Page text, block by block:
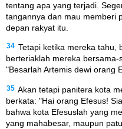
tentang apa yang terjadi.
tangannya dan mau memberi
depan rakyat itu.
34 Tetapi ketika mereka tahu,
berteriaklah mereka
"Besarlah Artemis dewi orang
35 Akan tetapi panitera kota
berkata: "Hai orang Efesus!
bahwa kota Efesuslah yang
yang mahabesar, maupun